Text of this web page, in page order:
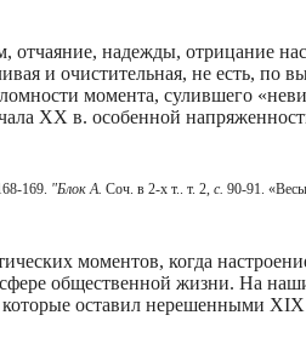
отчаяние, надежды, отрицание
и очистительная, не есть, по
момента, сулившего
XX в. особенной
169. "Блок А. Соч. в 2-х т.. т. 2, с. 90-91.
моментов, когда
общественной жизни. На
которые оставил нерешенными